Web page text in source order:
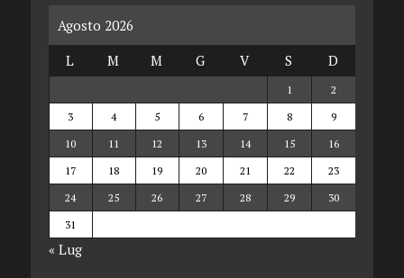
Agosto 2026
L
M M G V S D
1
2
3
4 5 6 7 8
9
10
11 12 13 14 15
16
17
18 19 20 21 22
23
24
25 26 27 28 29
30
31
« Lug